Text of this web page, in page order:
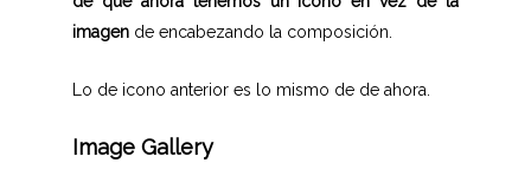
imagende encabezando la composición.
Lo de icono anterior es lo mismo de de ahora.
Image Gallery